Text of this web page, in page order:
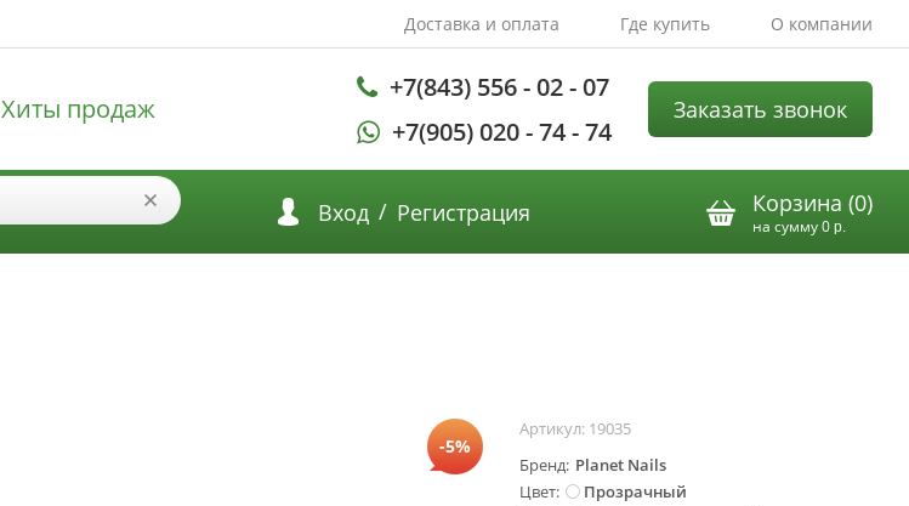
Доставка и оплата Где купить О компании
Хиты продаж
+7(843) 556 - 02 - 07
+7(905) 020 - 74 - 74
Заказать звонок
Вход / Регистрация Корзина (0)
на сумму0 р.
-5%
Артикул: 19035
Бренд Planet Nails
Цвет
Прозрачный